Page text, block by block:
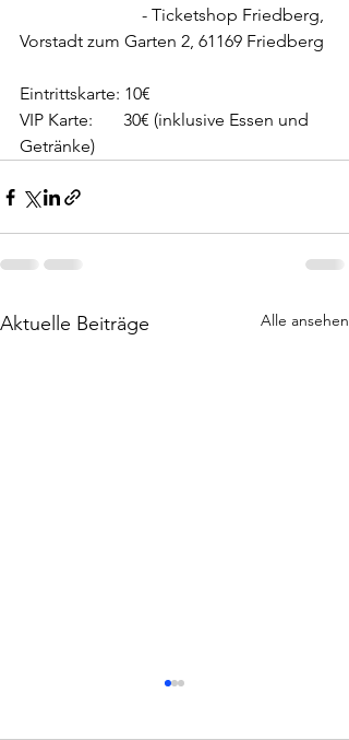
                            - Ticketshop Friedberg,
Vorstadt zum Garten 2, 61169 Friedberg
Eintrittskarte: 10€
VIP Karte:       30€ (inklusive Essen und
Getränke)
Aktuelle Beiträge Alle ansehen